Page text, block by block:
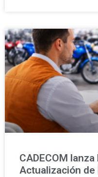
CADECOM
Actualización de